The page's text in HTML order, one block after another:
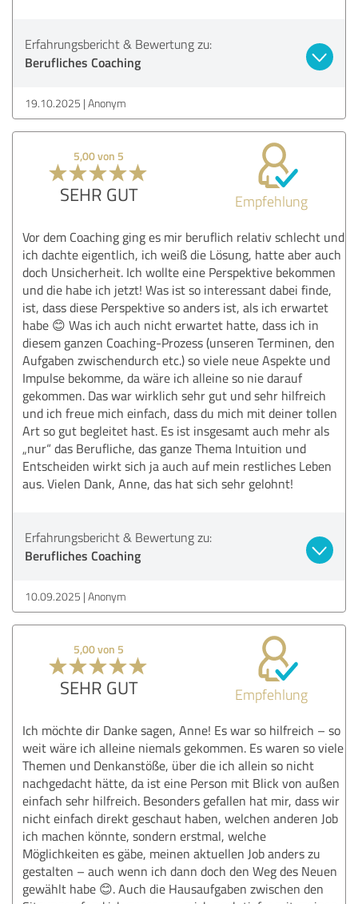
Erfahrungsbericht & Bewertung zu:
Berufliches Coaching
19.10.2025 Anonym
5,00 von 5
SEHR GUT Empfehlung
Vor dem Coaching ging es mir beruflich relativ schlecht und
ich dachte eigentlich, ich weiß die Lösung, hatte aber auch
doch Unsicherheit. Ich wollte eine Perspektive bekommen
und die habe ich jetzt! Was ist so interessant dabei finde,
ist, dass diese Perspektive so anders ist, als ich erwartet
habe 😊 Was ich auch nicht erwartet hatte, dass ich in
diesem ganzen Coaching-Prozess (unseren Terminen, den
Aufgaben zwischendurch etc.) so viele neue Aspekte und
Impulse bekomme, da wäre ich alleine so nie darauf
gekommen. Das war wirklich sehr gut und sehr hilfreich
und ich freue mich einfach, dass du mich mit deiner tollen
Art so gut begleitet hast. Es ist insgesamt auch mehr als
„nur“ das Berufliche, das ganze Thema Intuition und
Entscheiden wirkt sich ja auch auf mein restliches Leben
aus. Vielen Dank, Anne, das hat sich sehr gelohnt!
Erfahrungsbericht & Bewertung zu:
Berufliches Coaching
10.09.2025 Anonym
5,00 von 5
SEHR GUT Empfehlung
Ich möchte dir Danke sagen, Anne! Es war so hilfreich – so
weit wäre ich alleine niemals gekommen. Es waren so viele
Themen und Denkanstöße, über die ich allein so nicht
nachgedacht hätte, da ist eine Person mit Blick von außen
einfach sehr hilfreich. Besonders gefallen hat mir, dass wir
nicht einfach direkt geschaut haben, welchen anderen Job
ich machen könnte, sondern erstmal, welche
Möglichkeiten es gäbe, meinen aktuellen Job anders zu
gestalten – auch wenn ich dann doch den Weg des Neuen
gewählt habe 😊. Auch die Hausaufgaben zwischen den